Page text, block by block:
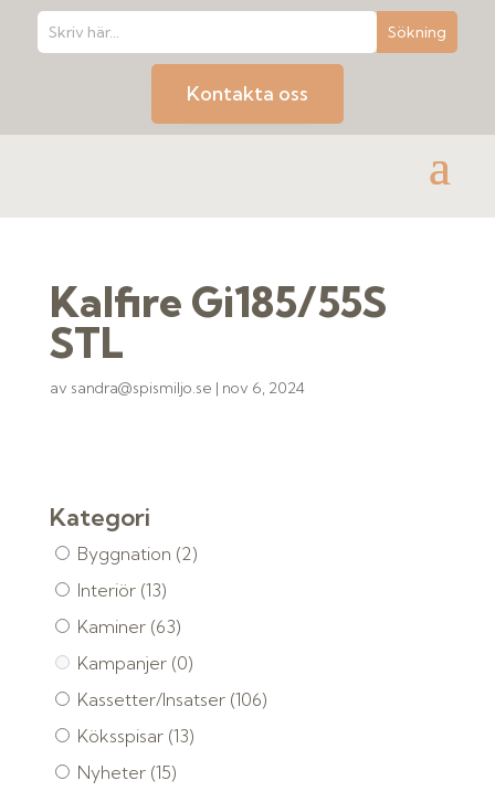
Kontakta oss
Kalfire Gi185/55S
STL
av sandra@spismiljo.se | nov 6, 2024
Kategori
Byggnation (2)
Interiör (13)
Kaminer (63)
Kampanjer (0)
Kassetter/Insatser (106)
Köksspisar (13)
Nyheter (15)